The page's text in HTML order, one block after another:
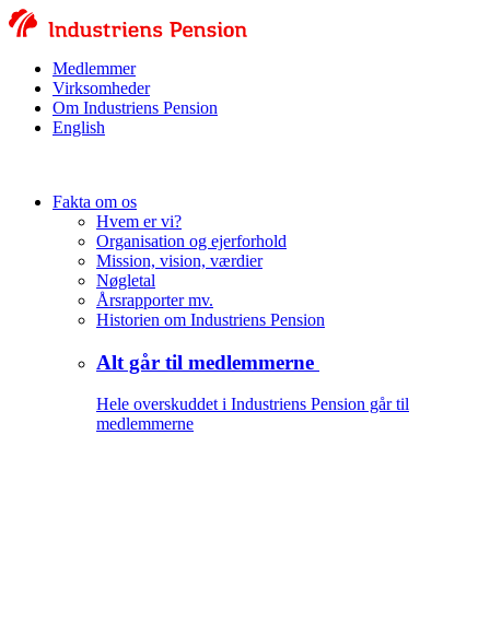
Medlemmer
Virksomheder
Om Industriens Pension
English
Fakta om os
Hvem er vi?
Organisation og ejerforhold
Mission, vision, værdier
Nøgletal
Årsrapporter mv.
Historien om Industriens Pension
Alt går til medlemmerne
Hele overskuddet i Industriens Pension går til
medlemmerne